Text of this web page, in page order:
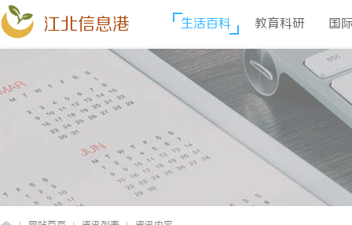
江北信息港 生活百科 教育科研 国